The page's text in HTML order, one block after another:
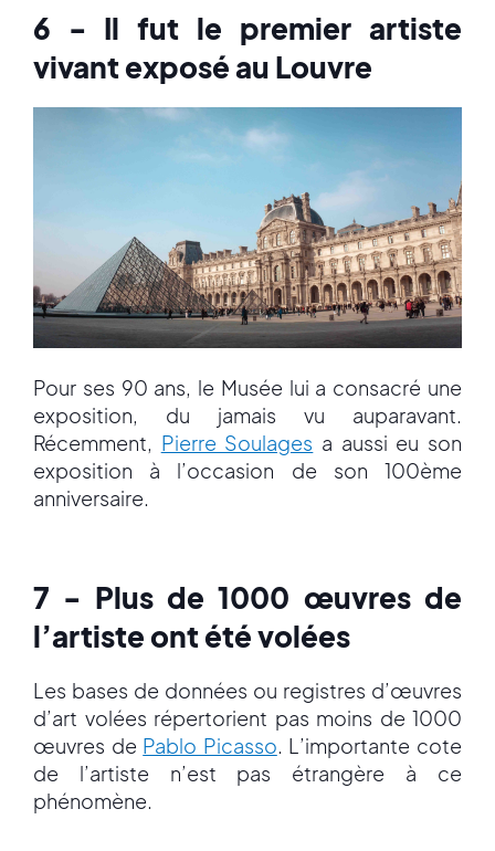
6 - Il fut le premier artiste
vivant exposé au Louvre
Pour ses 90 ans, le Musée lui a consacré une
exposition, du jamais vu auparavant.
Récemment, Pierre Soulages a aussi eu son
exposition à l’occasion de son 100ème
anniversaire.
7 - Plus de 1000 œuvres de
l’artiste ont été volées
Les bases de données ou registres d’œuvres
d’art volées répertorient pas moins de 1000
œuvres de Pablo Picasso. L’importante cote
de l’artiste n’est pas étrangère à ce
phénomène.